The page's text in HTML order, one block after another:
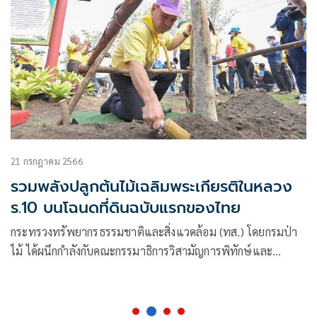
21 กรกฎาคม 2566
รวมพลังปลูกต้นไม้เฉลิมพระเกียรติในหลวง
ร.10 บนโฉนดที่ดินฉบับแรกของไทย
กระทรวงทรัพยากรธรรมชาติและสิ่งแวดล้อม (ทส.) โดยกรมป่า
ไม้ ได้ผนึกกำลังกับคณะกรรมาธิการวิสามัญการพิทักษ์และ